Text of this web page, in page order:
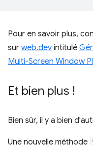
Pour en savoir plus,
sur web.dev intitulé
Multi-Screen Window
Et bien plus !
Bien sûr, il y a bien
Une nouvelle méthode